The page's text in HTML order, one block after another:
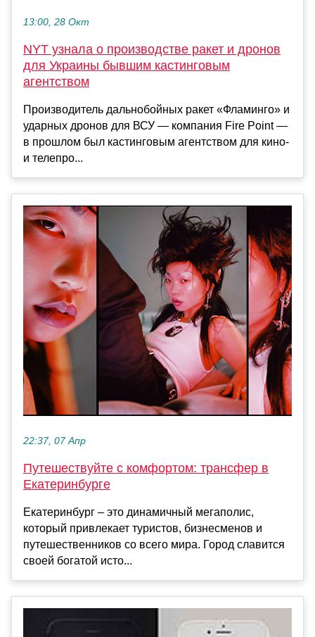
13:00, 28 Окт
NYT узнала о производстве ракет и дронов
для Украины бывшим кастинговым
агентством
Производитель дальнобойных ракет «Фламинго» и
ударных дронов для ВСУ — компания Fire Point —
в прошлом был кастинговым агентством для кино-
и телепро...
22:37, 07 Апр
Путешествуйте с комфортом: трансфер в
Екатеринбурге
Екатеринбург – это динамичный мегаполис,
который привлекает туристов, бизнесменов и
путешественников со всего мира. Город славится
своей богатой исто...